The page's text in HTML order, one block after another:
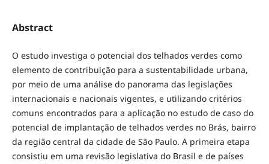
Abstract
O estudo investiga o potencial dos telhados verdes como
elemento de contribuição para a sustentabilidade urbana,
por meio de uma análise do panorama das legislações
internacionais e nacionais vigentes, e utilizando critérios
comuns encontrados para a aplicação no estudo de caso do
potencial de implantação de telhados verdes no Brás, bairro
da região central da cidade de São Paulo. A primeira etapa
consistiu em uma revisão legislativa do Brasil e de países